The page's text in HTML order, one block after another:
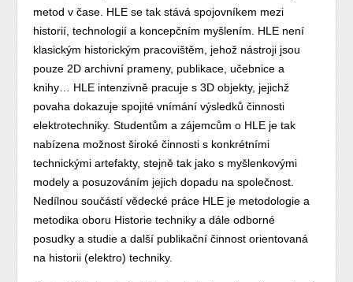
metod v čase. HLE se tak stává spojovníkem mezi
historií, technologií a koncepčním myšlením. HLE není
klasickým historickým pracovištěm, jehož nástroji jsou
pouze 2D archivní prameny, publikace, učebnice a
knihy… HLE intenzivně pracuje s 3D objekty, jejichž
povaha dokazuje spojité vnímání výsledků činnosti
elektrotechniky. Studentům a zájemcům o HLE je tak
nabízena možnost široké činnosti s konkrétními
technickými artefakty, stejně tak jako s myšlenkovými
modely a posuzováním jejich dopadu na společnost.
Nedílnou součástí vědecké práce HLE je metodologie a
metodika oboru Historie techniky a dále odborné
posudky a studie a další publikační činnost orientovaná
na historii (elektro) techniky.